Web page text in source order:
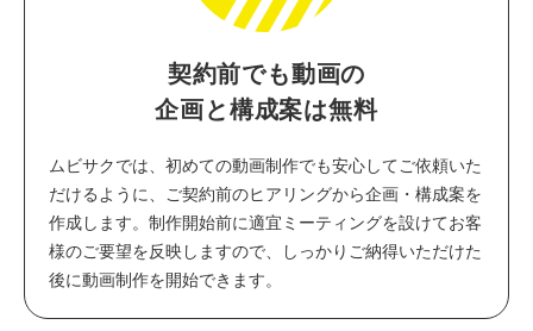
契約前でも動画の
企画と構成案は無料
ムビサクでは、初めての動画制作でも安心してご依頼いた
だけるように、ご契約前のヒアリングから企画・構成案を
作成します。制作開始前に適宜ミーティングを設けてお客
様のご要望を反映しますので、しっかりご納得いただけた
後に動画制作を開始できます。